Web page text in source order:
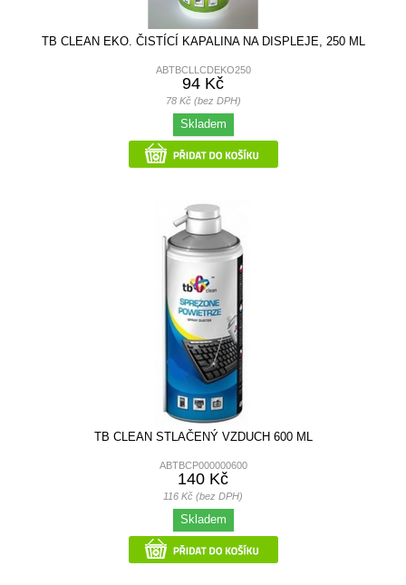
TB CLEAN EKO. ČISTÍCÍ KAPALINA NA DISPLEJE, 250 ML
ABTBCLLCDEKO250
94 Kč
78 Kč (bez DPH)
Skladem
TB CLEAN STLAČENÝ VZDUCH 600 ML
ABTBCP000000600
140 Kč
116 Kč (bez DPH)
Skladem